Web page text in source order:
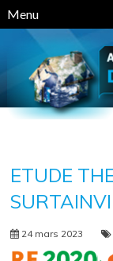
Menu
ETUDE
24 mars 2023
Panneau de gestion